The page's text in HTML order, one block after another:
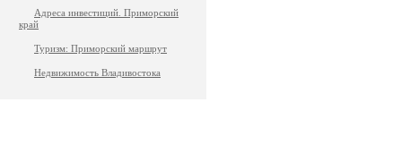
Адреса инвестиций. Приморский
край
Туризм: Приморский маршрут
Недвижимость Владивостока